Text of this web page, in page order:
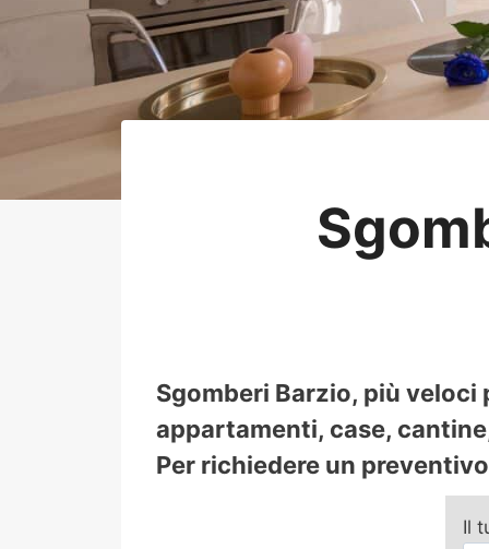
Sgomberi Barzio, più
appartamenti, case,
Per richiedere un
Il